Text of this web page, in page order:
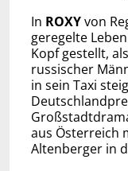
In ROXYvon
geregelte
Kopf gestellt,
russischer
in sein Taxi
aus Österreich
Altenberger in